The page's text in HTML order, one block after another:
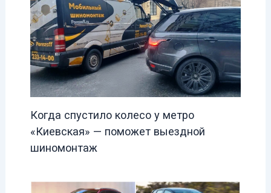
Когда спустило колесо у метро
«Киевская» — поможет выездной
шиномонтаж